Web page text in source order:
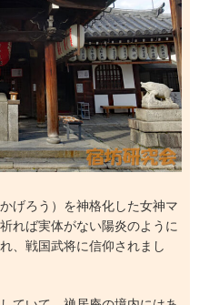
げろう）を神格化した女神マ
れば実体がない陽炎のように
、戦国武将に信仰されまし